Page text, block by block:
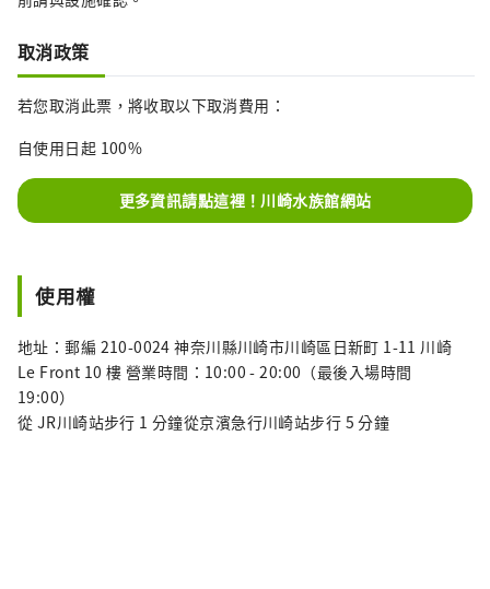
取消政策
若您取消此票，將收取以下取消費用：
自使用日起 100%
更多資訊請點這裡！川崎水族館網站
使用權
地址：郵編 210-0024 神奈川縣川崎市川崎區日新町 1-11 川崎
Le Front 10 樓 營業時間：10:00 - 20:00（最後入場時間
19:00）
從 JR川崎站步行 1 分鐘從京濱急行川崎站步行 5 分鐘